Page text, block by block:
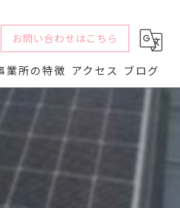
お問い合わせはこちら
業所の特徴 アクセス ブログ